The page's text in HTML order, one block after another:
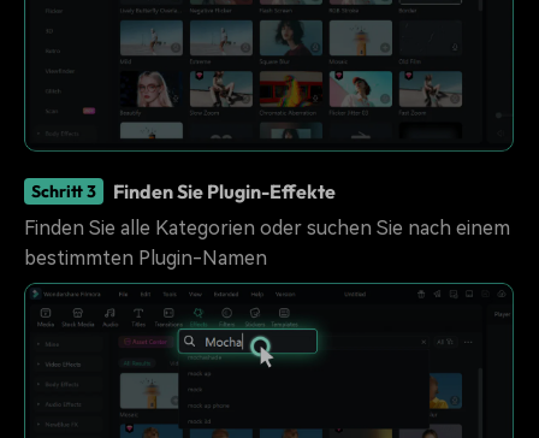
Schritt 3 Finden Sie Plugin-Effekte
Finden Sie alle Kategorien oder suchen Sie nach einem
bestimmten Plugin-Namen